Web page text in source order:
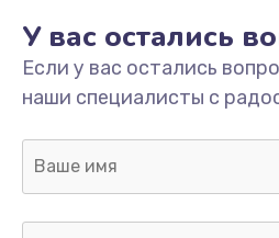
995
Замена
У вас остались
Если у вас остались
наши специалисты с